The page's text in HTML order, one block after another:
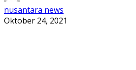
nusantara news
Oktober 24, 2021